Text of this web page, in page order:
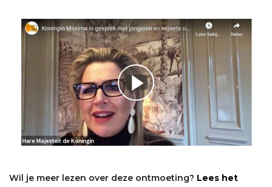
Wil je meer lezen over deze ontmoeting? Lees het